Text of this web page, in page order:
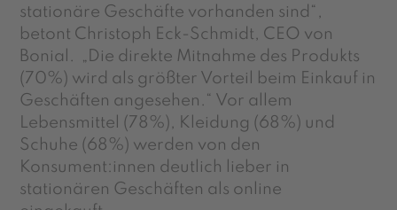
stationäre Geschäfte vorhanden sind“,
betont Christoph Eck-Schmidt, CEO von
Bonial. „Die direkte Mitnahme des Produkts
(70%) wird als größter Vorteil beim Einkauf in
Geschäften angesehen.“ Vor allem
Lebensmittel (78%), Kleidung (68%) und
Schuhe (68%) werden von den
Konsument:innen deutlich lieber in
stationären Geschäften als online